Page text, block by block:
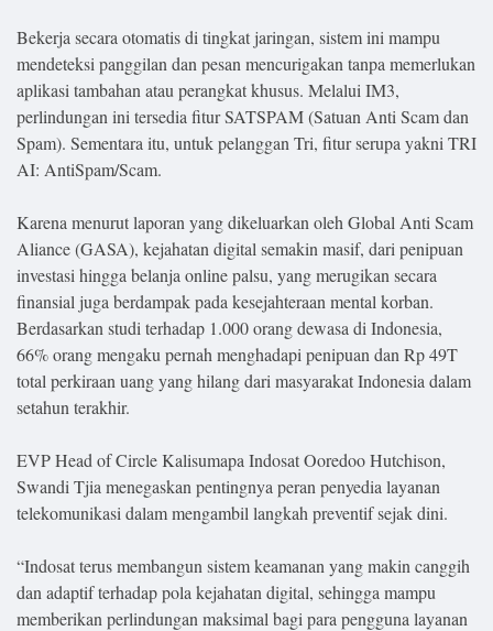
Bekerja secara otomatis di tingkat jaringan, sistem ini mampu
mendeteksi panggilan dan pesan mencurigakan tanpa memerlukan
aplikasi tambahan atau perangkat khusus. Melalui IM3,
perlindungan ini tersedia fitur SATSPAM (Satuan Anti Scam dan
Spam). Sementara itu, untuk pelanggan Tri, fitur serupa yakni TRI
AI: AntiSpam/Scam.
Karena menurut laporan yang dikeluarkan oleh Global Anti Scam
Aliance (GASA), kejahatan digital semakin masif, dari penipuan
investasi hingga belanja online palsu, yang merugikan secara
finansial juga berdampak pada kesejahteraan mental korban.
Berdasarkan studi terhadap 1.000 orang dewasa di Indonesia,
66% orang mengaku pernah menghadapi penipuan dan Rp 49T
total perkiraan uang yang hilang dari masyarakat Indonesia dalam
setahun terakhir.
EVP Head of Circle Kalisumapa Indosat Ooredoo Hutchison,
Swandi Tjia menegaskan pentingnya peran penyedia layanan
telekomunikasi dalam mengambil langkah preventif sejak dini.
“Indosat terus membangun sistem keamanan yang makin canggih
dan adaptif terhadap pola kejahatan digital, sehingga mampu
memberikan perlindungan maksimal bagi para pengguna layanan